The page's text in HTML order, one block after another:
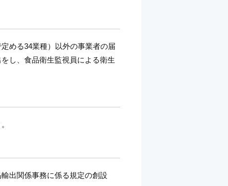
める34業種）以外の事業者の届
し、食品衛生監視員による衛生
出関係事務に係る規定の創設